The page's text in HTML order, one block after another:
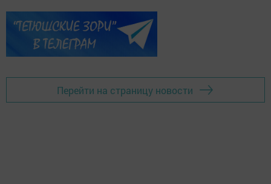
Перейти на страницу новости